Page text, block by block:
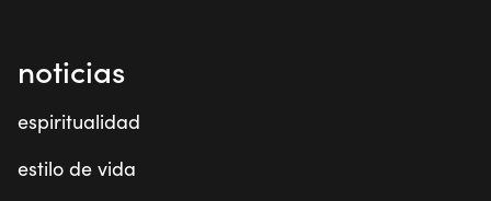
noticias
espiritualidad
estilo de vida